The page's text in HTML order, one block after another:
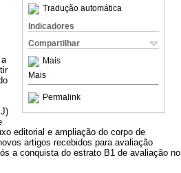
Tradução automática
Indicadores
Compartilhar
Mais
Mais
Permalink
editorial e ampliação do corpo de
artigos recebidos para avaliação
a conquista do estrato B1 de avaliação no